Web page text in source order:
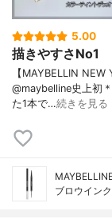
5.00
描きやすさNo1
【MAYBELLIN
@maybelline史上初
た1本で…続きを見る
ブロウイン